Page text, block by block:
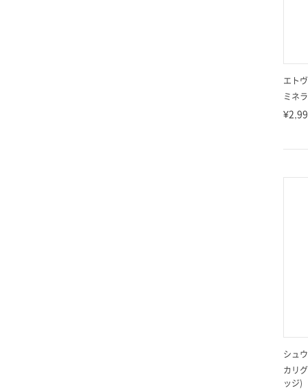
エト
ミネ
シュ
カリ
ッジ)